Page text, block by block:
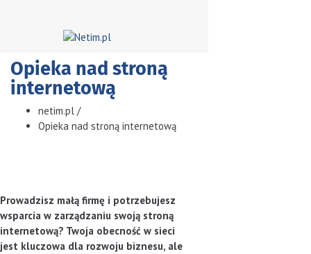
Opieka nad stroną
internetową
netim.pl /
Opieka nad stroną internetową
Prowadzisz małą firmę i potrzebujesz
wsparcia w zarządzaniu swoją stroną
internetową? Twoja obecność w sieci
jest kluczowa dla rozwoju biznesu, ale